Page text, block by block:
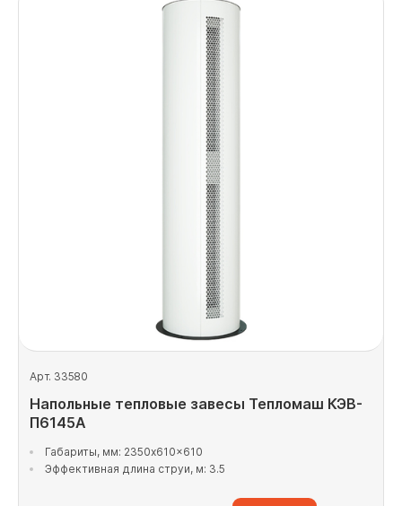
Арт. 33580
Напольные тепловые завесы Тепломаш КЭВ-
П6145А
Габариты, мм: 2350x610x610
Эффективная длина струи, м: 3.5